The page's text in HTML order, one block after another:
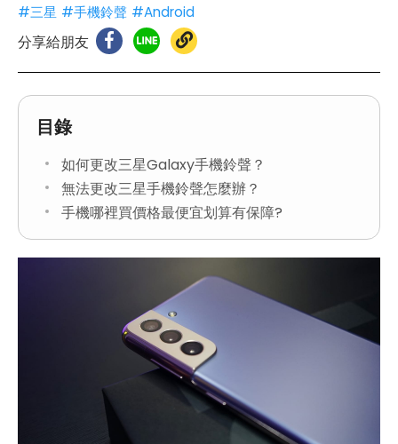
#三星 #手機鈴聲 #Android
分享給朋友
目錄
如何更改三星Galaxy手機鈴聲？
無法更改三星手機鈴聲怎麼辦？
手機哪裡買價格最便宜划算有保障?